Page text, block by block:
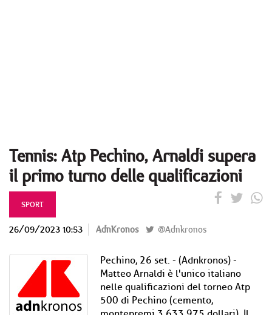
Tennis: Atp Pechino, Arnaldi supera
il primo turno delle qualificazioni
SPORT
26/09/2023 10:53 AdnKronos @Adnkronos
Pechino, 26 set. - (Adnkronos) -
Matteo Arnaldi è l'unico italiano
nelle qualificazioni del torneo Atp
500 di Pechino (cemento,